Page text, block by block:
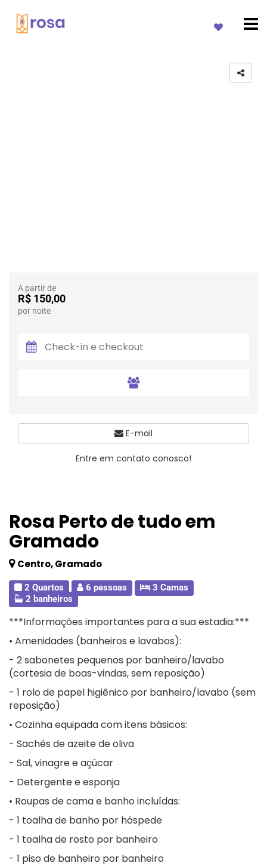
Rosa Perto de tudo em
Gramado
Centro, Gramado
2 Quartos 6 pessoas
3 Camas
2 banheiros
***Informações importantes para a sua estadia:***
• Amenidades (banheiros e lavabos):
- 2 sabonetes pequenos por banheiro/lavabo
(cortesia de boas-vindas, sem reposição)
- 1 rolo de papel higiênico por banheiro/lavabo (sem
reposição)
• Cozinha equipada com itens básicos:
- Sachês de azeite de oliva
- Sal, vinagre e açúcar
- Detergente e esponja
• Roupas de cama e banho incluídas:
- 1 toalha de banho por hóspede
- 1 toalha de rosto por banheiro
- 1 piso de banheiro por banheiro
A partir de
R$ 150,00
por noite
E-mail
Entre em contato conosco!